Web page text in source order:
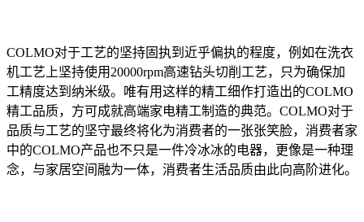
COLMO对于工艺的坚持固执到近乎偏执的程度，例如在洗衣
机工艺上坚持使用20000rpm高速钻头切削工艺，只为确保加
工精度达到纳米级。唯有用这样的精工细作打造出的COLMO
精工品质，方可成就高端家电精工制造的典范。COLMO对于
品质与工艺的坚守最终将化为消费者的一张张笑脸，消费者家
中的COLMO产品也不只是一件冷冰冰的电器，更像是一种理
念，与家居空间融为一体，消费者生活品质由此向高阶进化。